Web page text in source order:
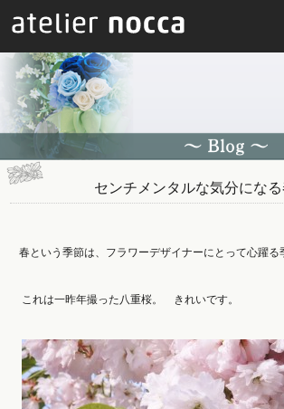
センチメンタルな気分になる
春という季節は、フラワーデザイナーにとって心躍る
これは一昨年撮った八重桜。 きれいです。